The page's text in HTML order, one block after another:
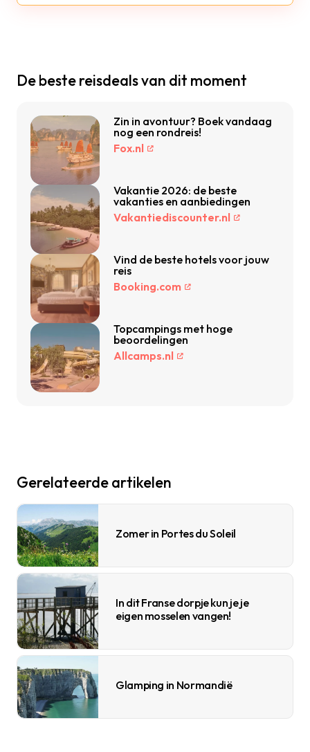
De beste reisdeals van dit moment
Zin in avontuur? Boek vandaag
nog een rondreis!
Fox.nl
Vakantie 2026: de beste
vakanties en aanbiedingen
Vakantiediscounter.nl
Vind de beste hotels voor jouw
reis
Booking.com
Topcampings met hoge
beoordelingen
Allcamps.nl
Gerelateerde artikelen
Zomer in Portes du Soleil
In dit Franse dorpje kun je je
eigen mosselen vangen!
Glamping in Normandië